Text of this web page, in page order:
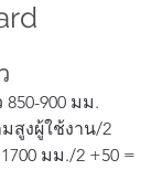
900 มม.
สูงผู้ใช้งาน/2
มม./2 +50 =